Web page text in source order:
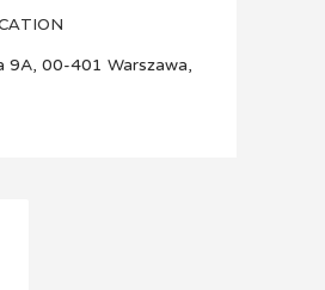
9A, 00-401 Warszawa,